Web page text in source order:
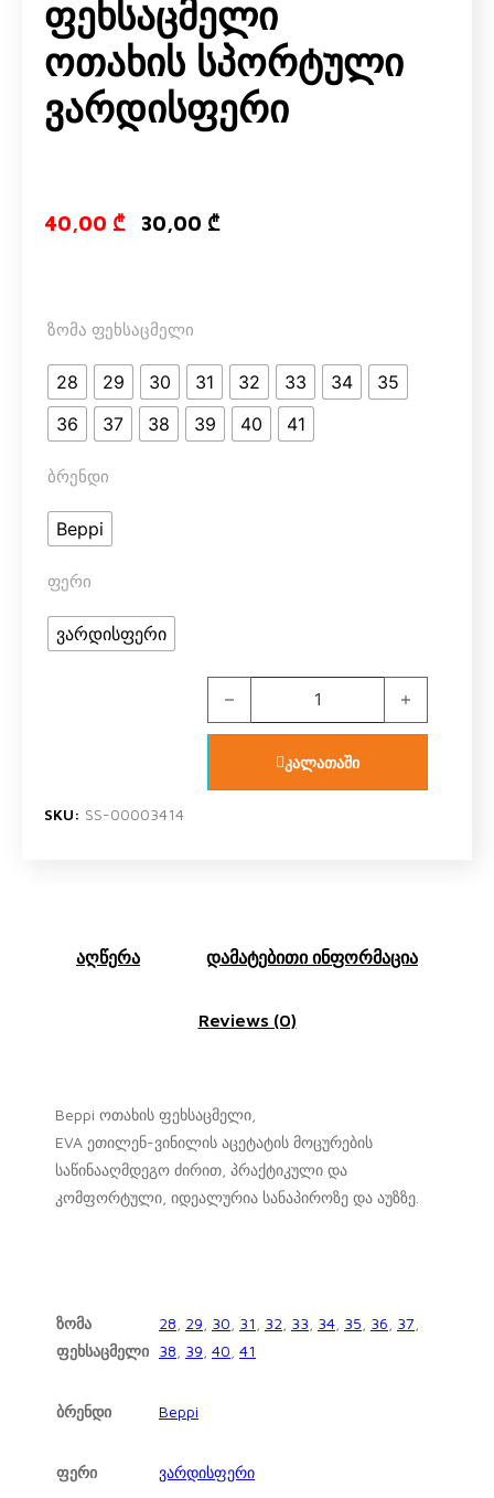
Ფეხსაცმელი
Ოთახის Სპორტული
Ვარდისფერი
40,00 ₾ Original price
30,00 ₾Current
ზომა ფეხსაცმელი
28 29 30 31 32 33 34
35
36
37 38 39 40 41
ბრენდი
Beppi
ფერი
ვარდისფერი
Beppi 2198541 / 2198543
კალათაში
SKU: SS-00003414
აღწერა დამატებითი ინფორმაცია
Reviews (0)
Beppi ოთახის ფეხსაცმელი,
EVA ეთილენ-ვინილის აცეტატის მოცურების
საწინააღმდეგო ძირით, პრაქტიკული და
კომფორტული, იდეალურია სანაპიროზე და აუზზე.
ზომა
ფეხსაცმელი
28 29 30 31 32 33 34 35 36 37
38 39 40 41
ბრენდი Beppi
ფერი ვარდისფერი